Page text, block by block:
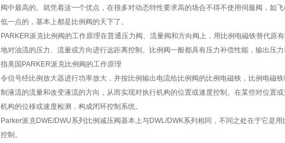
阀中最高的。就凭着这一个优点，在很多对动态特性要求高的场合不得不使用伺服阀，如
低一点的，基本上都是比例阀的天下了。
PARKER派克比例阀的工作原理在普通压力阀、流量阀和方向阀上，用比例电磁铁替代原
地对油流的压力、流量或方向进行远距离控制。比例阀一般都具有压力补偿性能，输出压力
指美国PARKER派克比例阀的工作原理
令信号经比例放大器进行功率放大，并按比例输出电流给比例阀的比例电磁铁，比例电磁
制液流的流量和改变液流的方向，从而实现对执行机构的位置或速度控制。在某些对位置
机构的位移或速度检测，构成闭环控制系统。
Parker派克DWE/DWU系列比例减压阀基本上与DWL/DWK系列相同，不同之处在于它是
控制。